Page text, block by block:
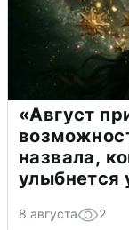
«Август
назвала,
улыбнется
8 августа 2